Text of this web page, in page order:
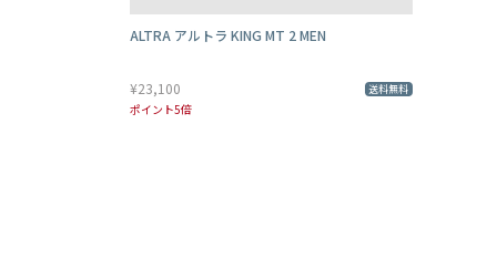
ALTRA アルトラ KING MT 2 MEN
¥23,100 送料無料
ポイント5倍